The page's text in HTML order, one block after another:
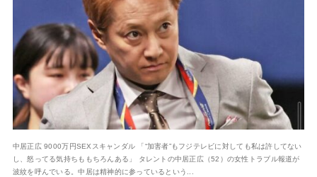
中居正広 9000万円SEXスキャンダル 「“加害者”もフジテレビに対しても私は許してない
し、怒ってる気持ちももちろんある」 タレントの中居正広（52）の女性トラブル報道が
波紋を呼んでいる。中居は精神的に参っているという...